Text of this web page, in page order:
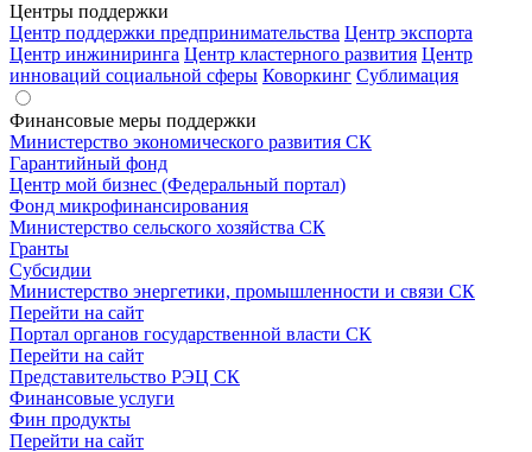
Центры поддержки
Центр поддержки предпринимательства Центр экспорта
Центр инжиниринга Центр кластерного развития Центр
инноваций социальной сферы Коворкинг Сублимация
Финансовые меры поддержки
Министерство экономического развития СК
Гарантийный фонд
Центр мой бизнес (Федеральный портал)
Фонд микрофинансирования
Министерство сельского хозяйства СК
Гранты
Субсидии
Министерство энергетики, промышленности и связи СК
Перейти на сайт
Портал органов государственной власти СК
Перейти на сайт
Представительство РЭЦ СК
Финансовые услуги
Фин продукты
Перейти на сайт